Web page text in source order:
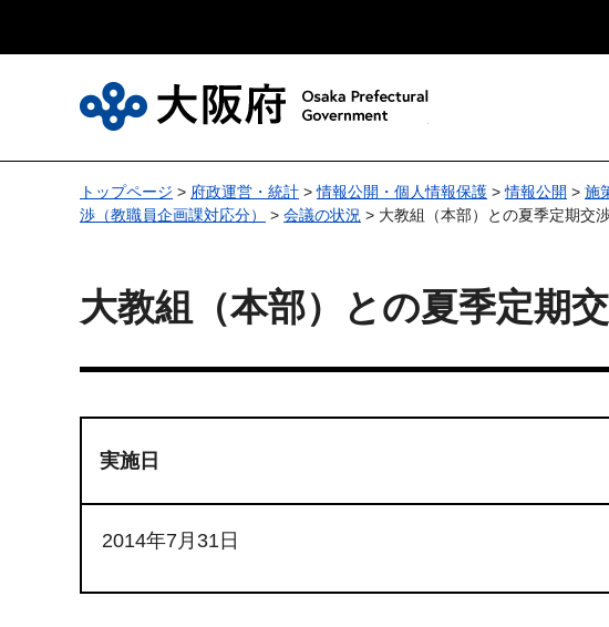
トップページ > 府政運営・統計 >情報公開・個人情報保護 >情報公開 > 施
渉（教職員企画課対応分）
> 会議の状況 > 大教組（本部）との夏季定期交
大教組（本部）との夏季定期
実施日
2014年7月31日